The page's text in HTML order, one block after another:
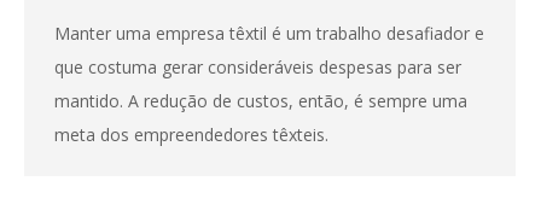
Manter uma empresa têxtil é um trabalho desafiador e
que costuma gerar consideráveis despesas para ser
mantido. A redução de custos, então, é sempre uma
meta dos empreendedores têxteis.